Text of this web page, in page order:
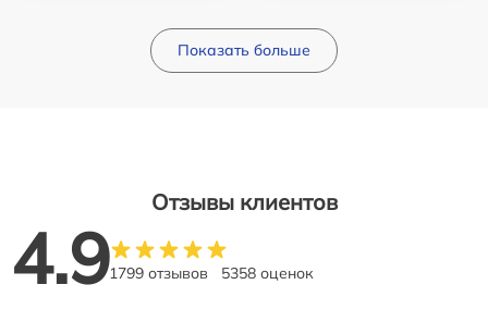
Показать больше
Отзывы клиентов
4.91799 отзывов 5358 оценок